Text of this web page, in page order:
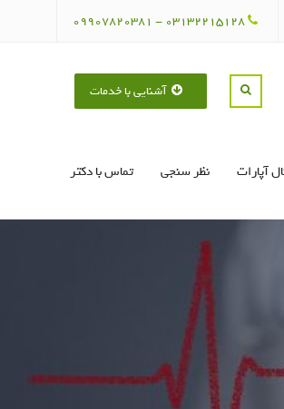
03132215128 - 09907820381
آشنایی با خدمات
آپارات نظر سنجی تماس با دکتر